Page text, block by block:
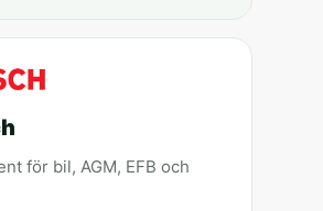
för bil, AGM, EFB och